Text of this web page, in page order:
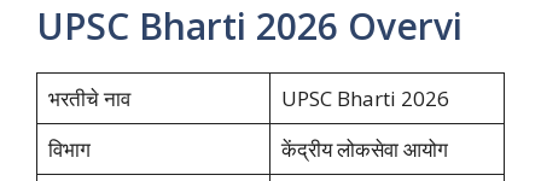
UPSC Bharti 2026 Overvi
भरतीचे नाव
UPSC Bharti 2026
विभाग
केंद्रीय लोकसेवा आयोग